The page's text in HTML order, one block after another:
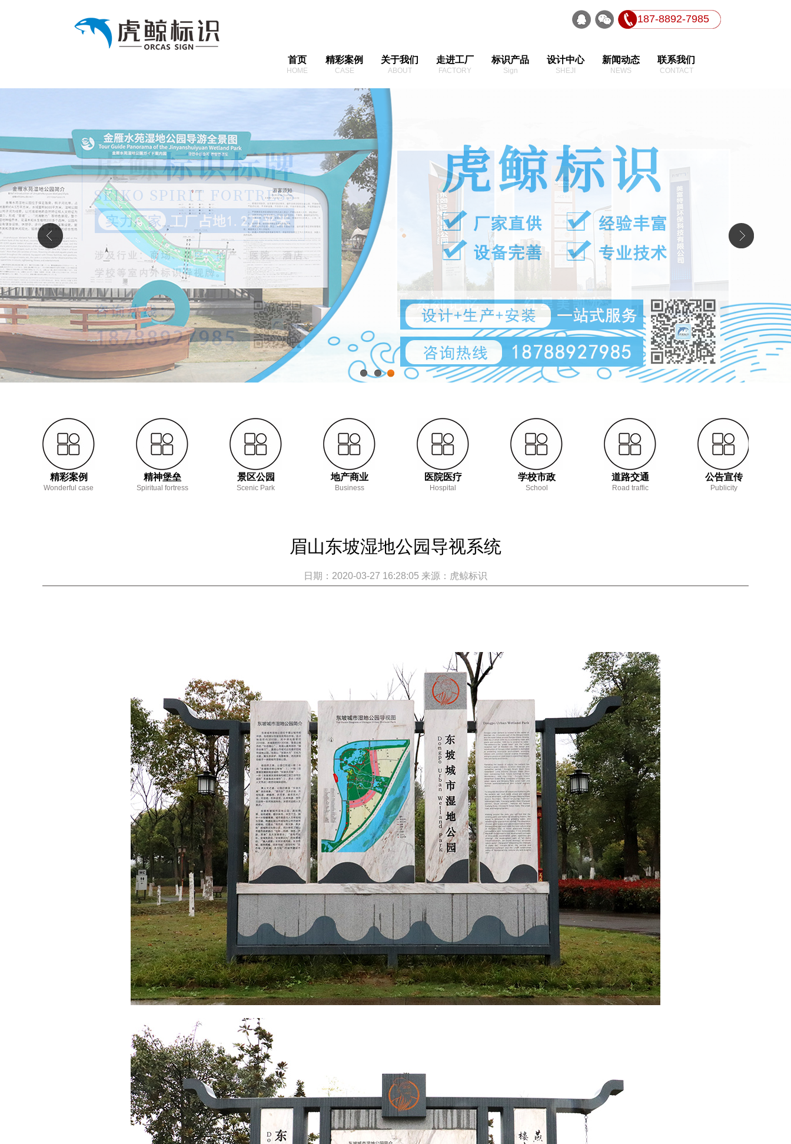
187-8892-7985
首页
HOME
精彩案例
CASE
关于我们
ABOUT
走进工厂
FACTORY
标识产品
Sign
设计中心
SHEJI
新闻动态
NEWS
联系我们
CONTACT
1 2
精彩案例
Wonderful case
精神堡垒
Spiritual fortress
景区公园
Scenic Park
地产商业
Business
医院医疗
Hospital
学校市政
School
道路交通
Road traffic
公告宣传
Publicity
眉山东坡湿地公园导视系统
日期：2020-03-27 16:28:05 来源：虎鲸标识